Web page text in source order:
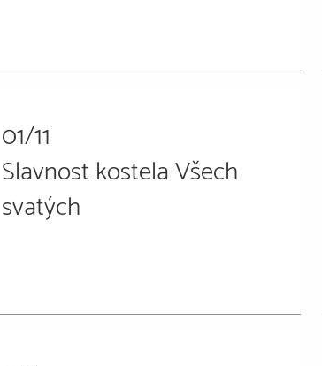
01/11
Slavnost kostela Všech
svatých